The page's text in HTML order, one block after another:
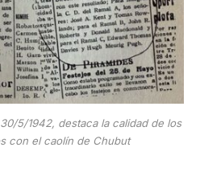
5/1942, destaca la calidad de los
con el caolín de Chubut